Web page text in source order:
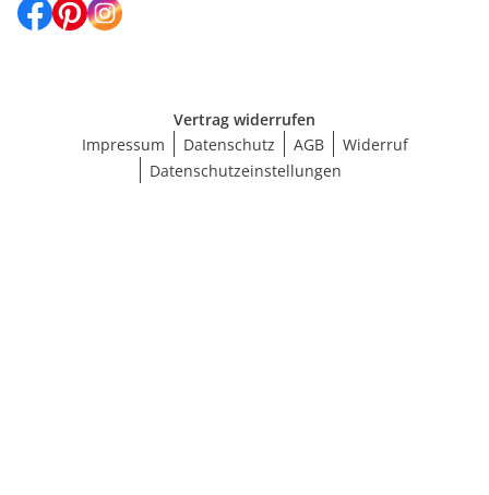
Vertrag widerrufen
Impressum
Datenschutz AGB
Widerruf
Datenschutzeinstellungen